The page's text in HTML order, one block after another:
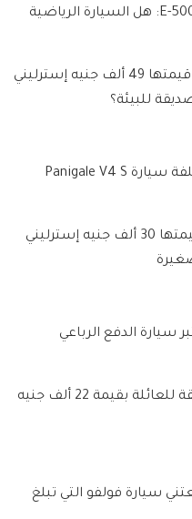
بيجو E-5008: هل السيارة الرياضية
متعددة الاستخدامات التي تبلغ قيمتها 49 ألف جنيه إسترليني
للبيئة؟
تبلغ تكلفة سيارة Panigale V4 S
الجديدة من Ducati والتي تبلغ قيمتها 30 ألف جنيه إسترليني
سيارة الدفع الرباعي
الهجينة MG ZS الجديدة والصديقة للعائلة بقيمة 22 ألف جنيه
سيارة فولفو التي تبلغ